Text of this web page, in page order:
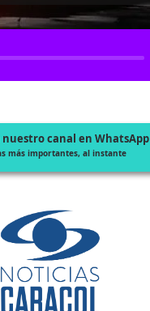
el artículo
nuestro canal en WhatsApp
más importantes, al instante